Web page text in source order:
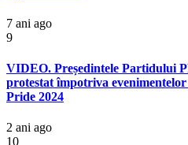
7 ani ago
9
VIDEO. Președintele Partidului
protestat împotriva
Pride 2024
2 ani ago
10